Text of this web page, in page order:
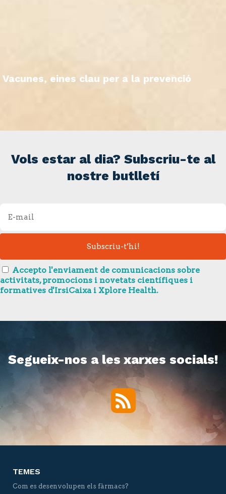
Vacunes, eines clau per a la prevenció
Vols estar al dia? Subscriu-te al
nostre butlletí
Accepto l'enviament de comunicacions sobre
activitats, promocions i novetats científiques i
formatives d'IrsiCaixa i Xplore Health.
Segueix-nos a les xarxes socials!
RSS
TEMES
Com es desenvolupen els fàrmacs?